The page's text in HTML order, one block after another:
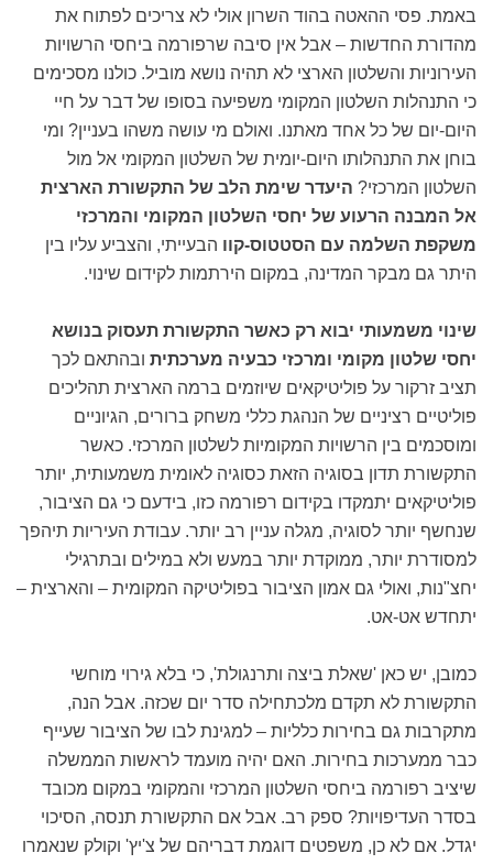
באמת. פסי ההאטה בהוד השרון אולי לא צריכים לפתוח את
מהדורת החדשות – אבל אין סיבה שרפורמה ביחסי הרשויות
העירוניות והשלטון הארצי לא תהיה נושא מוביל. כולנו מסכימים
כי התנהלות השלטון המקומי משפיעה בסופו של דבר על חיי
היום-יום של כל אחד מאתנו. ואולם מי עושה משהו בעניין? ומי
בוחן את התנהלותו היום-יומית של השלטון המקומי אל מול
השלטון המרכזי? היעדר שימת הלב של התקשורת הארצית
אל המבנה הרעוע של יחסי השלטון המקומי והמרכזי
משקפת השלמה עם הסטטוס-קוו הבעייתי, והצביע עליו בין
היתר גם מבקר המדינה, במקום הירתמות לקידום שינוי.
שינוי משמעותי יבוא רק כאשר התקשורת תעסוק בנושא
יחסי שלטון מקומי ומרכזי כבעיה מערכתית ובהתאם לכך
תציב זרקור על פוליטיקאים שיוזמים ברמה הארצית תהליכים
פוליטיים רציניים של הנהגת כללי משחק ברורים, הגיוניים
ומוסכמים בין הרשויות המקומיות לשלטון המרכזי. כאשר
התקשורת תדון בסוגיה הזאת כסוגיה לאומית משמעותית, יותר
פוליטיקאים יתמקדו בקידום רפורמה כזו, בידעם כי גם הציבור,
שנחשף יותר לסוגיה, מגלה עניין רב יותר. עבודת העיריות תיהפך
למסודרת יותר, ממוקדת יותר במעש ולא במילים ובתרגילי
יחצ"נות, ואולי גם אמון הציבור בפוליטיקה המקומית – והארצית –
יתחדש אט-אט.
כמובן, יש כאן 'שאלת ביצה ותרנגולת', כי בלא גירוי מוחשי
התקשורת לא תקדם מלכתחילה סדר יום שכזה. אבל הנה,
מתקרבות גם בחירות כלליות – למגינת לבו של הציבור שעייף
כבר ממערכות בחירות. האם יהיה מועמד לראשות הממשלה
שיציב רפורמה ביחסי השלטון המרכזי והמקומי במקום מכובד
בסדר העדיפויות? ספק רב. אבל אם התקשורת תנסה, הסיכוי
יגדל. אם לא כן, משפטים דוגמת דבריהם של צ'יץ' וקולק שנאמרו